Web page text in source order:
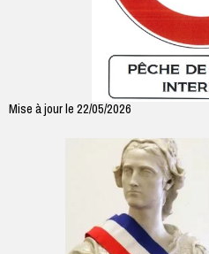
Mise à jour le 22/05/2026